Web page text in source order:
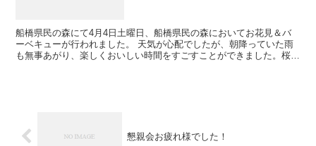
船橋県民の森にて4月4日土曜日、船橋県民の森においてお花見＆バ
ーベキューが行われました。 天気が心配でしたが、朝降っていた雨
も無事あがり、楽しくおいしい時間をすごすことができました。桜も
懇親会お疲れ様でした！